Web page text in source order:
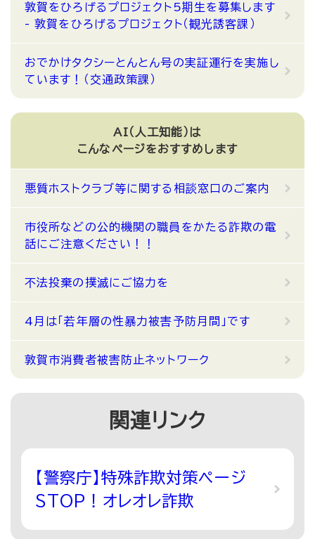
敦賀をひろげるプロジェクト5期生を募集します
- 敦賀をひろげるプロジェクト（観光誘客課）
おでかけタクシーとんとん号の実証運行を実施し
ています！（交通政策課）
AI（人工知能）は
こんなページをおすすめします
悪質ホストクラブ等に関する相談窓口のご案内
市役所などの公的機関の職員をかたる詐欺の電
話にご注意ください！！
不法投棄の撲滅にご協力を
4月は「若年層の性暴力被害予防月間」です
敦賀市消費者被害防止ネットワーク
関連リンク
【警察庁】特殊詐欺対策ページ
STOP！オレオレ詐欺